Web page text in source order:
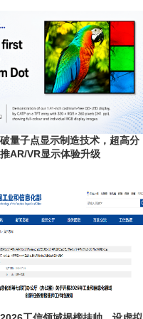
量子点显示制造技术，超高分
AR/VR显示体验升级